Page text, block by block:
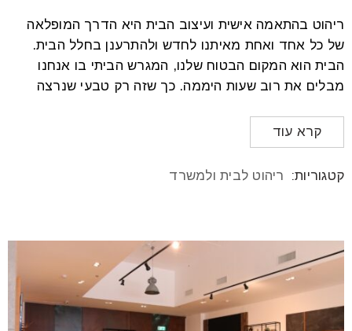
ריהוט בהתאמה אישית ועיצוב הבית היא הדרך המופלאה
של כל אחד ואחת מאיתנו לחדש ולהתרענן בחלל הבית.
הבית הוא המקום הבטוח שלנו, המגרש הביתי בו אנחנו
מבלים את רוב שעות היממה. כך שזה רק טבעי שנרצה
קרא עוד
קטגוריות: ריהוט לבית ולמשרד